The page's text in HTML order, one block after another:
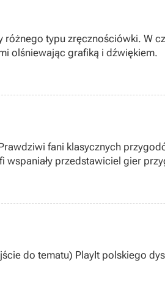
typu zręcznościówki. W
olśniewając grafiką i dźwiękiem.
fani klasycznych
wspaniały przedstawiciel gier
do tematu) PlayIt polskiego